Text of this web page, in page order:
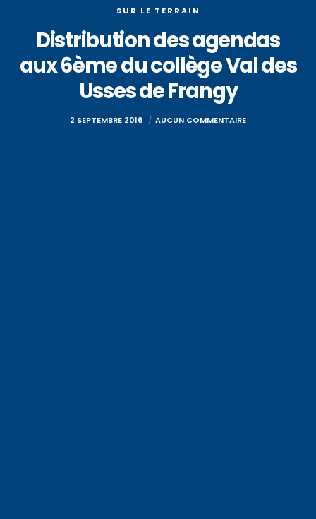
SUR LE TERRAIN
Distribution des agendas
aux 6ème du collège Val des
Usses de Frangy
2 SEPTEMBRE 2016 AUCUN COMMENTAIRE